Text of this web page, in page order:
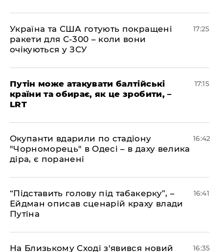
​Україна та США готують покращені
ракети для С-300 – коли вони
очікуються у ЗСУ
17:25
​Путін може атакувати балтійські
країни та обирає, як це зробити, –
LRT
17:15
​Окупанти вдарили по стадіону
"Чорноморець" в Одесі – в даху велика
діра, є поранені
16:42
​“Підставить голову під табакерку”, –
Ейдман описав сценарій краху влади
Путіна
16:41
На Близькому Сході з'явився новий
16:35